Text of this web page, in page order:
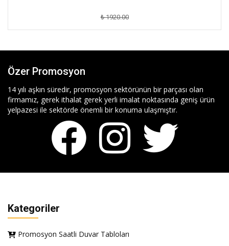
₺ 1920.00
Özer Promosyon
14 yılı aşkın süredir, promosyon sektörünün bir parçası olan
firmamız, gerek ithalat gerek yerli imalat noktasında geniş ürün
yelpazesi ile sektörde önemli bir konuma ulaşmıştır.
Kategoriler
Promosyon Saatli Duvar Tabloları